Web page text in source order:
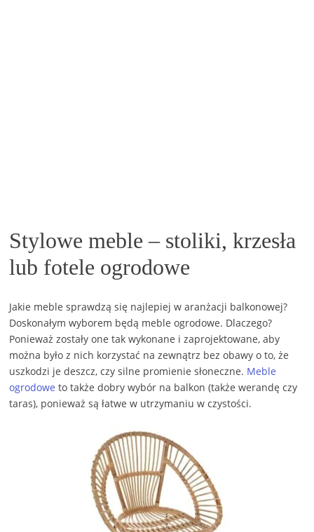
Stylowe meble – stoliki, krzesła
lub fotele ogrodowe
Jakie meble sprawdzą się najlepiej w aranżacji balkonowej?
Doskonałym wyborem będą meble ogrodowe. Dlaczego?
Ponieważ zostały one tak wykonane i zaprojektowane, aby
można było z nich korzystać na zewnątrz bez obawy o to, że
uszkodzi je deszcz, czy silne promienie słoneczne. Meble
ogrodowe to także dobry wybór na balkon (także werandę czy
taras), ponieważ są łatwe w utrzymaniu w czystości.